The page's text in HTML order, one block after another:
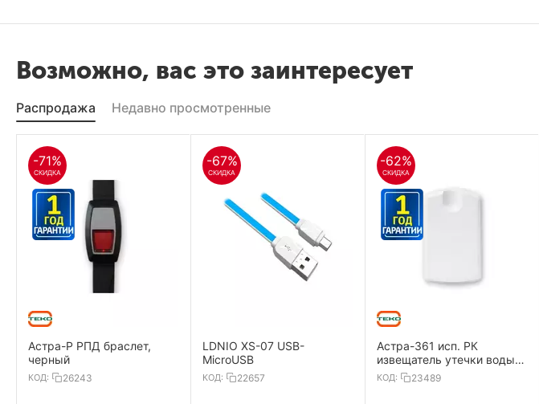
Возможно, вас это заинтересует
Распродажа Недавно просмотренные
-71%
СКИДКА
Астра-Р РПД браслет,
черный
КОД: 26243
-67%
СКИДКА
LDNIO XS-07 USB-
MicroUSB
КОД: 22657
-62%
СКИДКА
Астра-361 исп. РК
извещатель утечки воды,
радиоканальный
КОД: 23489